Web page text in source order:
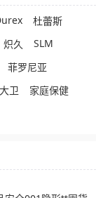
杜蕾斯
炽久
SLM
菲罗尼亚
大卫
家庭保健